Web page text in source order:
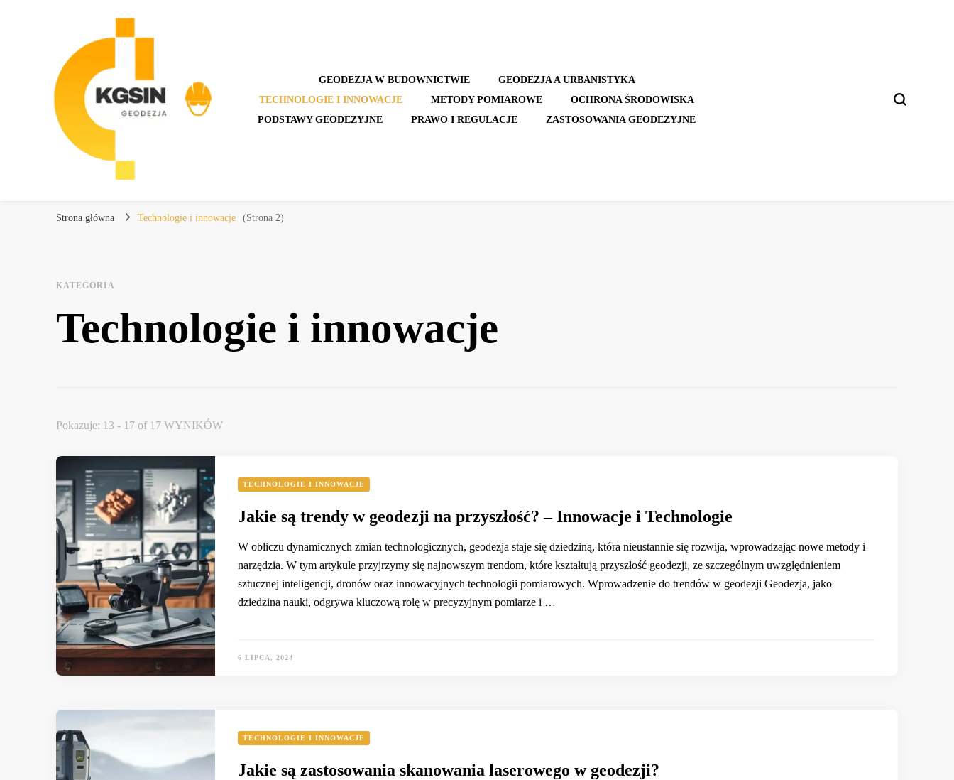
GEODEZJA W BUDOWNICTWIE
GEODEZJA A URBANISTYKA
TECHNOLOGIE I INNOWACJE
METODY POMIAROWE
OCHRONA ŚRODOWISKA
PODSTAWY GEODEZYJNE
PRAWO I REGULACJE ZASTOSOWANIA GEODEZYJNE
Strona główna Technologie i innowacje (Strona 2)
KATEGORIA
Technologie i innowacje
Pokazuje: 13 - 17 of 17 WYNIKÓW
TECHNOLOGIE I INNOWACJE
Jakie są trendy w geodezji na przyszłość? – Innowacje i Technologie
W obliczu dynamicznych zmian technologicznych, geodezja staje się dziedziną, która nieustannie się rozwija, wprowadzając nowe metody i
narzędzia. W tym artykule przyjrzymy się najnowszym trendom, które kształtują przyszłość geodezji, ze szczególnym uwzględnieniem
sztucznej inteligencji, dronów oraz innowacyjnych technologii pomiarowych. Wprowadzenie do trendów w geodezji Geodezja, jako
dziedzina nauki, odgrywa kluczową rolę w precyzyjnym pomiarze i …
6 LIPCA, 2024
TECHNOLOGIE I INNOWACJE
Jakie są zastosowania skanowania laserowego w geodezji?